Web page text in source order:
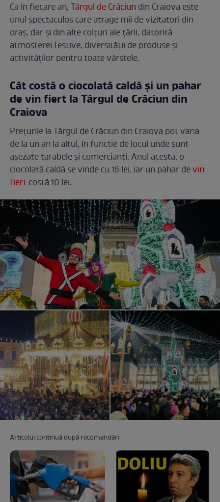
Ca în fiecare an,Târgul de Crăciundin Craiova este
unul spectaculos care atrage mii de vizitatori din
oraș, dar și din alte colțuri ale țării, datorită
atmosferei festive, diversității de produse și
activităților pentru toate vârstele.
Cât costă o ciocolată caldă și un pahar
de vin fiert la Târgul de Crăciun din
Craiova
Prețurile la Târgul de Crăciun din Craiova pot varia
de la un an la altul, în funcție de locul unde sunt
așezate tarabele și comercianți. Anul acesta, o
ciocolată caldă se vinde cu 15 lei, iar un pahar devin
fiert costă 10 lei.
Articolul continuă după recomandări